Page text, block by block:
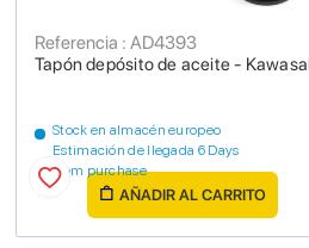
Tapón depósito de aceite -
Referencia : AD4393
Stock en almacén europeo
Estimación de llegada 6 Days
from purchase
AÑADIR AL CARRITO